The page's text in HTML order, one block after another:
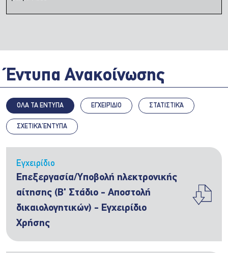
Έντυπα Ανακοίνωσης
ΟΛΑ ΤΑ ΕΝΤΥΠΑ ΕΓΧΕΙΡΊΔΙΟ ΣΤΑΤΙΣΤΙΚΆ
ΣΧΕΤΙΚΆ ΈΝΤΥΠΑ
Εγχειρίδιο
Επεξεργασία/Υποβολή ηλεκτρονικής
αίτησης (Β' Στάδιο - Αποστολή
δικαιολογητικών) - Εγχειρίδιο
Χρήσης